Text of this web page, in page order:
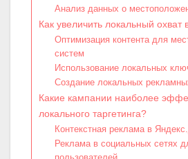
Анализ данных о
Как увеличить локальный охват
Оптимизация контента для
систем
Использование локальных
Создание локальных
Какие кампании наиболее
локального таргетинга?
Контекстная реклама в
Реклама в социальных сетях